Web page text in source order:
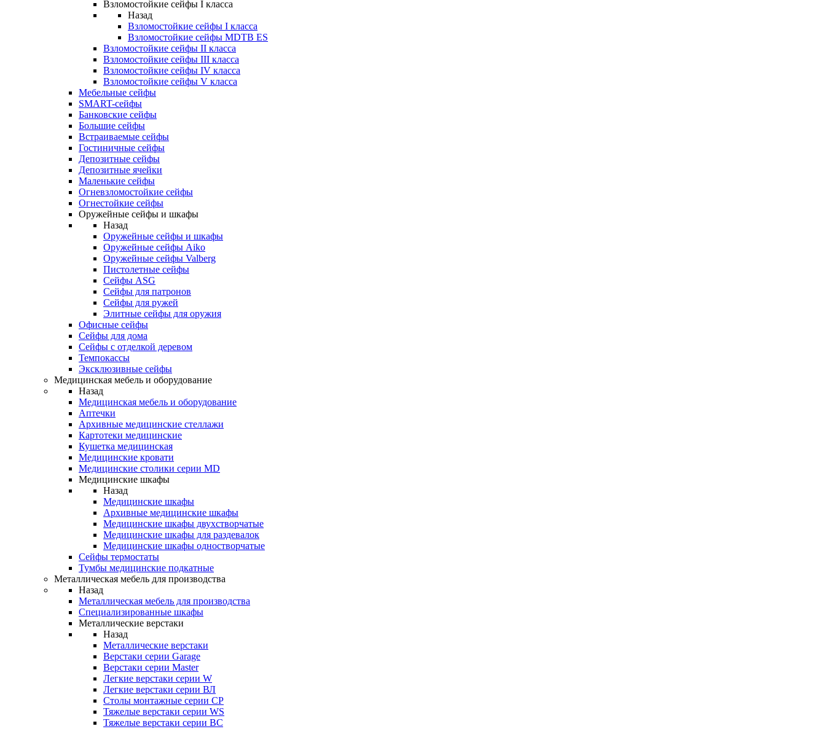
Взломостойкие сейфы I класса
Назад
Взломостойкие сейфы I класса
Взломостойкие сейфы MDTB ES
Взломостойкие сейфы II класса
Взломостойкие сейфы III класса
Взломостойкие сейфы IV класса
Взломостойкие сейфы V класса
Мебельные сейфы
SMART-сейфы
Банковские сейфы
Большие сейфы
Встраиваемые сейфы
Гостиничные сейфы
Депозитные сейфы
Депозитные ячейки
Маленькие сейфы
Огневзломостойкие сейфы
Огнестойкие сейфы
Оружейные сейфы и шкафы
Назад
Оружейные сейфы и шкафы
Оружейные сейфы Aiko
Оружейные сейфы Valberg
Пистолетные сейфы
Сейфы ASG
Сейфы для патронов
Сейфы для ружей
Элитные сейфы для оружия
Офисные сейфы
Сейфы для дома
Сейфы с отделкой деревом
Темпокассы
Эксклюзивные сейфы
Медицинская мебель и оборудование
Назад
Медицинская мебель и оборудование
Аптечки
Архивные медицинские стеллажи
Картотеки медицинские
Кушетка медицинская
Медицинские кровати
Медицинские столики серии MD
Медицинские шкафы
Назад
Медицинские шкафы
Архивные медицинские шкафы
Медицинские шкафы двухстворчатые
Медицинские шкафы для раздевалок
Медицинские шкафы одностворчатые
Сейфы термостаты
Тумбы медицинские подкатные
Металлическая мебель для производства
Назад
Металлическая мебель для производства
Cпециализированные шкафы
Металлические верстаки
Назад
Металлические верстаки
Верстаки серии Garage
Верстаки серии Master
Легкие верстаки серии W
Легкие верстаки серии ВЛ
Столы монтажные серии СР
Тяжелые верстаки серии WS
Тяжелые верстаки серии ВС